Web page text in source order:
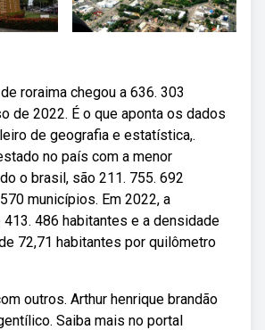
roraima chegou a 636. 303
de 2022. É o que aponta os dados
de geografia e estatística,.
no país com a menor
o brasil, são 211. 755. 692
municípios. Em 2022, a
413. 486 habitantes e a densidade
72,71 habitantes por quilômetro
outros. Arthur henrique brandão
Saiba mais no portal